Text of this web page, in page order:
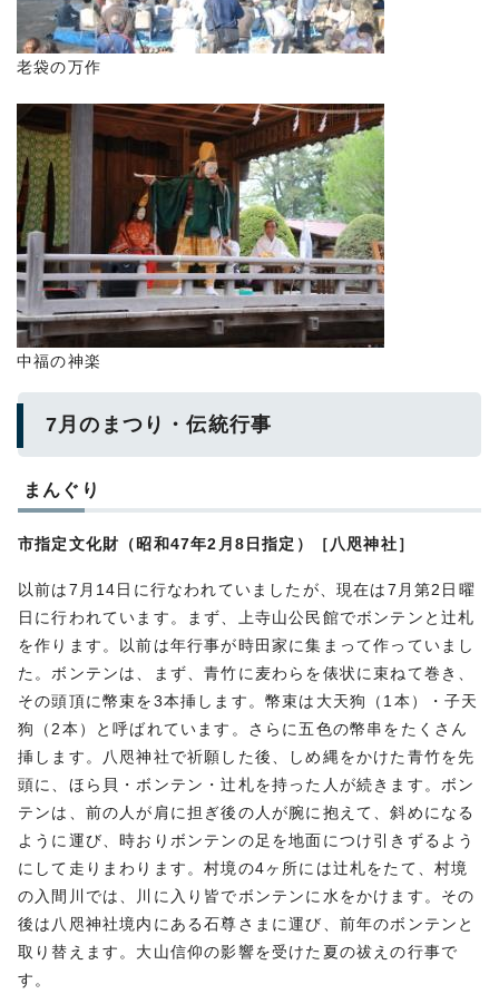
老袋の万作
中福の神楽
7月のまつり・伝統行事
まんぐり
市指定文化財（昭和47年2月8日指定）［八咫神社］
以前は7月14日に行なわれていましたが、現在は7月第2日曜
日に行われています。まず、上寺山公民館でボンテンと辻札
を作ります。以前は年行事が時田家に集まって作っていまし
た。ボンテンは、まず、青竹に麦わらを俵状に束ねて巻き、
その頭頂に幣束を3本挿します。幣束は大天狗（1本）・子天
狗（2本）と呼ばれています。さらに五色の幣串をたくさん
挿します。八咫神社で祈願した後、しめ縄をかけた青竹を先
頭に、ほら貝・ボンテン・辻札を持った人が続きます。ボン
テンは、前の人が肩に担ぎ後の人が腕に抱えて、斜めになる
ように運び、時おりボンテンの足を地面につけ引きずるよう
にして走りまわります。村境の4ヶ所には辻札をたて、村境
の入間川では、川に入り皆でボンテンに水をかけます。その
後は八咫神社境内にある石尊さまに運び、前年のボンテンと
取り替えます。大山信仰の影響を受けた夏の祓えの行事で
す。